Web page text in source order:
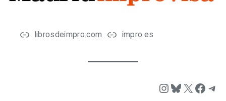
librosdeimpro.com impro.es
Instagram
Bluesky
X